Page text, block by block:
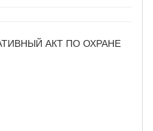
АКТ ПО ОХРАНЕ